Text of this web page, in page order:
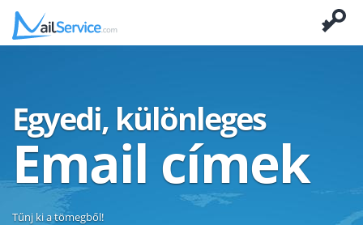
Egyedi, különleges
Email címek
Tűnj ki a tömegből!